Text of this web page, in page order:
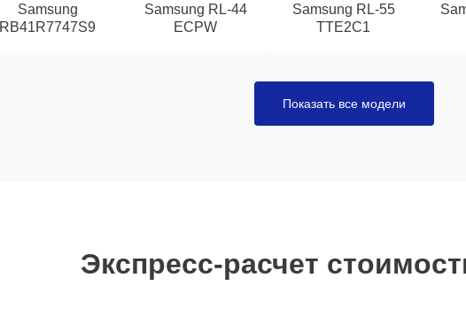
Samsung
RB41R7747S9
Samsung RL-44
ECPW
Samsung RL-55
TTE2C1
Показать все модели
Экспресс-расчет